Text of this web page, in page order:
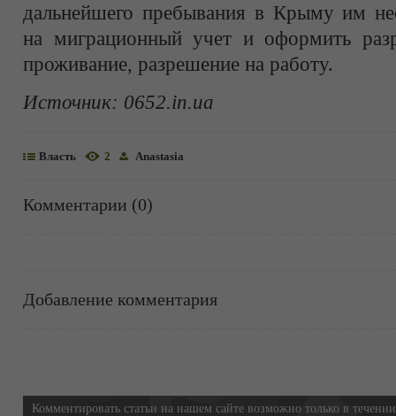
дальнейшего пребывания в Крыму им
на миграционный учет и оформить
проживание, разрешение на работу.
Источник: 0652.in.ua
Власть 2 Anastasia
Комментарии (0)
Добавление комментария
Комментировать статьи на нашем сайте возможно только в